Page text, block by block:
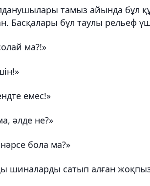
тамыз айында бұл
Басқалары бұл таулы рельеф
ма?!»
емес!»
әлде не?»
бола ма?»
шиналарды сатып алған